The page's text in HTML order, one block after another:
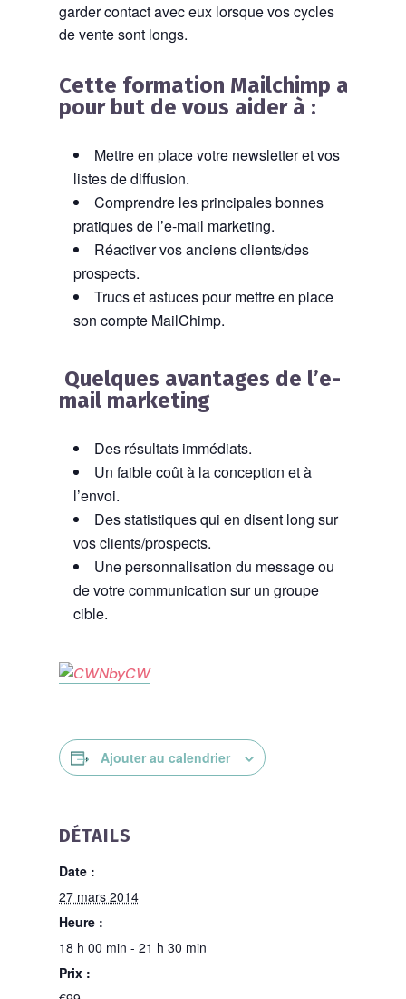
garder contact avec eux lorsque vos cycles
de vente sont longs.
Cette formation Mailchimp a
pour but de vous aider à :
Mettre en place votre newsletter et vos
listes de diffusion.
Comprendre les principales bonnes
pratiques de l’e-mail marketing.
Réactiver vos anciens clients/des
prospects.
Trucs et astuces pour mettre en place
son compte MailChimp.
Quelques avantages de l’e-
mail marketing
Des résultats immédiats.
Un faible coût à la conception et à
l’envoi.
Des statistiques qui en disent long sur
vos clients/prospects.
Une personnalisation du message ou
de votre communication sur un groupe
cible.
Ajouter au calendrier
DÉTAILS
Date :
27 mars 2014
Heure :
18 h 00 min - 21 h 30 min
Prix :